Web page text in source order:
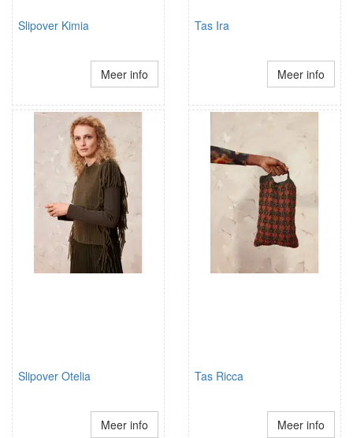
Slipover Kimia
Meer info
Tas Ira
Meer info
Slipover Otelia
Meer info
Tas Ricca
Meer info